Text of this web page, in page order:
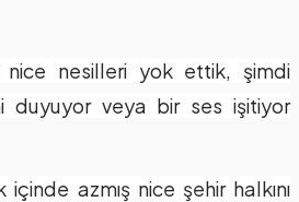
nice nesilleri yok ettik, şimdi
duyuyor veya bir ses işitiyor
azmış nice şehir halkını